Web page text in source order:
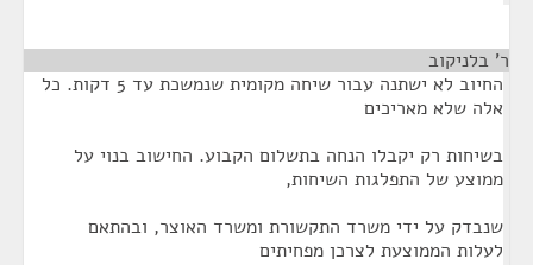
ר' בלניקוב
החיוב לא ישתנה עבור שיחה מקומית שנמשכת עד 5 דקות. כל
אלה שלא מאריכים
בשיחות רק יקבלו הנחה בתשלום הקבוע. החישוב בנוי על
ממוצע של התפלגות השיחות,
שנבדק על ידי משרד התקשורת ומשרד האוצר, ובהתאם
לעלות הממוצעת לצרכן מפחיתים